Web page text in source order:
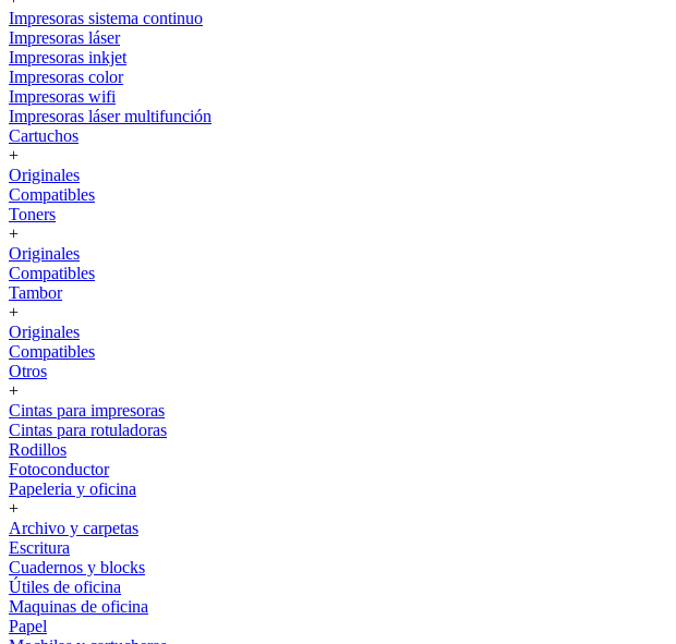
Impresoras sistema continuo
Impresoras láser
Impresoras inkjet
Impresoras color
Impresoras wifi
Impresoras láser multifunción
Cartuchos
+
Originales
Compatibles
Toners
+
Originales
Compatibles
Tambor
+
Originales
Compatibles
Otros
+
Cintas para impresoras
Cintas para rotuladoras
Rodillos
Fotoconductor
Papeleria y oficina
+
Archivo y carpetas
Escritura
Cuadernos y blocks
Útiles de oficina
Maquinas de oficina
Papel